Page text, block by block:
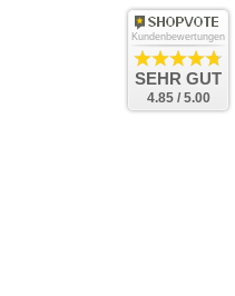
Kundenbewertungen
SEHR GUT
4.85 / 5.00